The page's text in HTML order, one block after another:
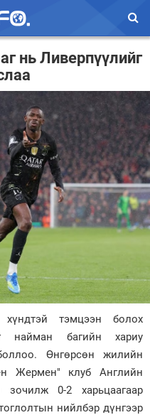
нь Ливерпүүлийг
тэмцээн болох
найман багийн хариу
Өнгөрсөн жилийн
Жермен" клуб Английн
0-2 харьцаагаар
нийлбэр дүнгээр